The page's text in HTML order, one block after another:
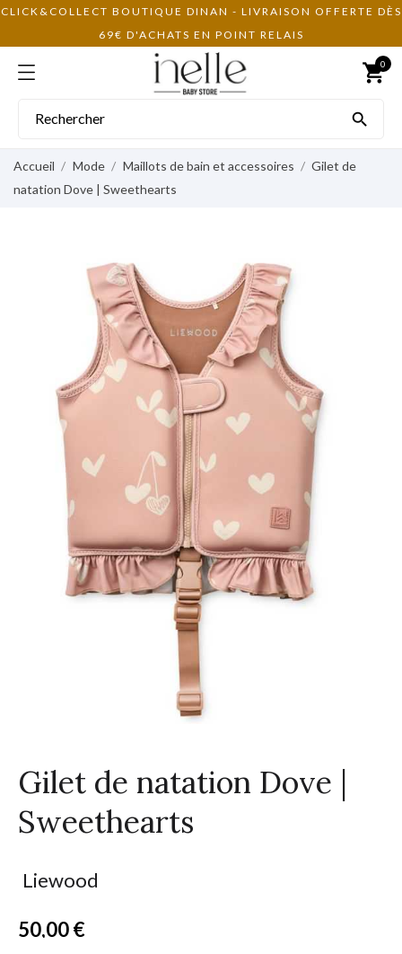
CLICK&COLLECT BOUTIQUE DINAN - LIVRAISON OFFERTE DÈS
69€ D'ACHATS EN POINT RELAIS
shopping_cart
0

Accueil Mode Maillots de bain et accessoires
Gilet de
natation Dove | Sweethearts
Gilet de natation Dove |
Sweethearts
Liewood
50,00 €